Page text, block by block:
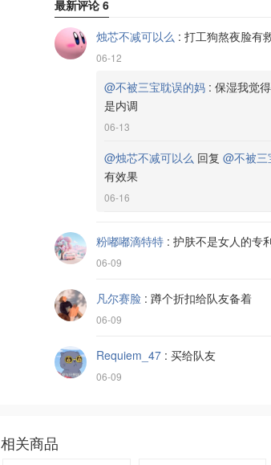
最新评论 6
烛芯不减可以么 : 打工狗熬夜脸有
06-12
@不被三宝耽误的妈 : 保湿我觉
是内调
06-13
@烛芯不减可以么 回复 @不被
有效果
06-16
粉嘟嘟滴特特 : 护肤不是女人的专
06-09
凡尔赛脸 : 蹲个折扣给队友备着
06-09
Requiem_47 : 买给队友
06-09
相关商品